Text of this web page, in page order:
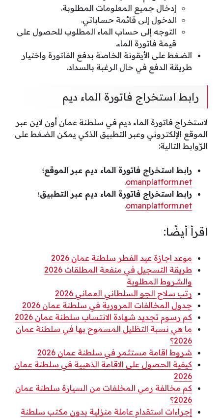
إدخال جميع المعلومات المطلوبة.
الدخول إلى قائمة حساباتي.
التوجه إلى حساب الماء المطلوب للحصول على
قيمة فاتورة الماء.
الضغط على الأيقونة الخاصة بدفع الفاتورة واختيار
طريقة الدفع في حال الرغبة بالسداد.
رابط استخراج فاتورة الماء ديم
لاستخراج فاتورة الماء ديم في سلطنة عمان أون لاين عبر
الموقع الإلكتروني وعبر التطبيق الذكي يمكن الضغط على
الرّوابط التالية:
رابط استخراج فاتورة الماء ديم عبر الموقع؛
omanplatform.net
.
رابط استخراج فاتورة الماء ديم عبر التطبيق؛
omanplatform.net
.
اقرأ أيضًا:
موعد اجازة عيد الفطر سلطنة عمان 2026
طريقة التسجيل في منفعة المطلقات 2026
والشروط المطلوبة
رتب سلاح الجو السلطاني العماني 2026
جدول المخالفات المرورية في سلطنة عمان 2026
كم رسوم تجديد شهادة الانتساب سلطنة عمان 2026
ما هي نسبة التظليل المسموح بها في سلطنة عمان
2026؟
شروط اقامة مستثمر في سلطنة عمان 2026
كيفية الحصول على الاقامة الذهبية في سلطنة عمان
2026
كم مخالفة رمي المخلفات من السيارة سلطنة عمان
2026؟
إجراءات استقدام عاملة منزلية بدون مكتب سلطنة